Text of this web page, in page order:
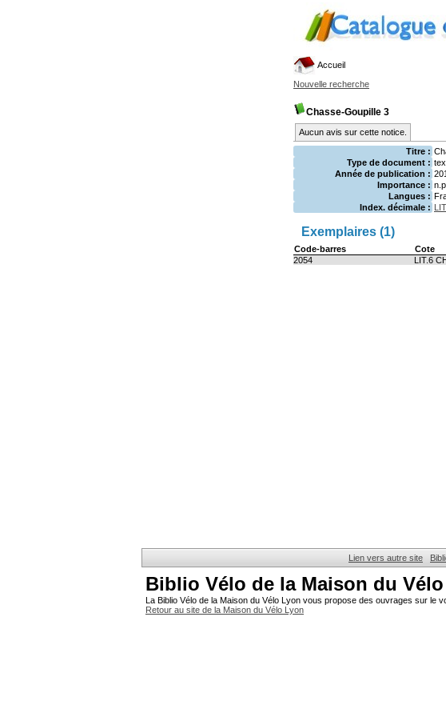
Accueil
Nouvelle recherche
Chasse-Goupille 3
Aucun avis sur cette notice.
Titre :
Type de document :
Année de publication :
Importance : n.p.
Langues :
Index. décimale :
Exemplaires (1)
Code-barres Cote
2054
LIT.6
Lien vers autre site
Biblio Vélo de la Maison du
La Biblio Vélo de la Maison du Vélo Lyon vous propose des ouvrages sur le
Retour au site de la Maison du Vélo Lyon